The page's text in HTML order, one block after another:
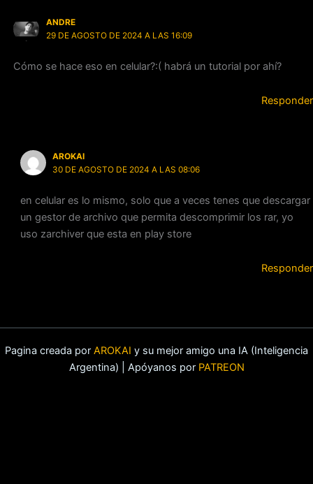
ANDRE
29 DE AGOSTO DE 2024 A LAS 16:09
Cómo se hace eso en celular?:( habrá un tutorial por ahí?
Responder
AROKAI
30 DE AGOSTO DE 2024 A LAS 08:06
en celular es lo mismo, solo que a veces tenes que descargar
un gestor de archivo que permita descomprimir los rar, yo
uso zarchiver que esta en play store
Responder
Pagina creada por AROKAI y su mejor amigo una IA (Inteligencia
Argentina) | Apóyanos por PATREON